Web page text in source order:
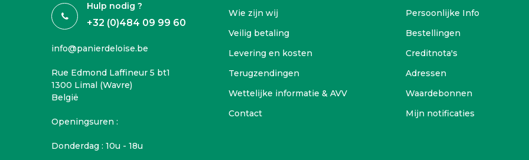
Hulp nodig ?
+32 (0)484 09 99 60
info@panierdeloise.be
Rue Edmond Laffineur 5 bt1
1300 Limal (Wavre)
België
Openingsuren :
Donderdag : 10u - 18u
Wie zijn wij
Veilig betaling
Levering en kosten
Terugzendingen
Wettelijke informatie & AVV
Contact
Persoonlijke Info
Bestellingen
Creditnota's
Adressen
Waardebonnen
Mijn notificaties